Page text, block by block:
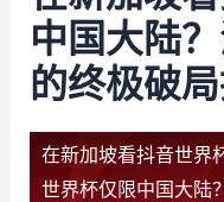
中国大陆
的终极破
在新加坡看抖音世界
世界杯仅限中国大陆